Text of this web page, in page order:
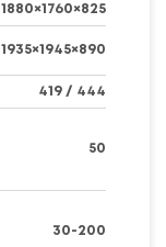
1880×1760×825
1935×1945×890
419 / 444
50
30-200